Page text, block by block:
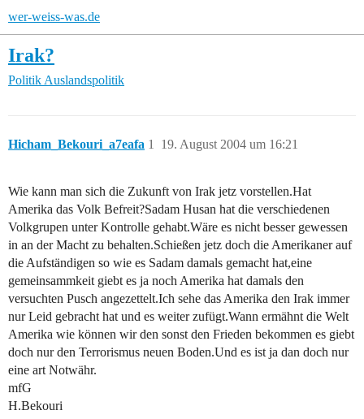
wer-weiss-was.de
Irak?
Politik Auslandspolitik
Hicham_Bekouri_a7eafa 19. August 2004 um 16:21
1
Wie kann man sich die Zukunft von Irak jetz vorstellen.Hat
Amerika das Volk Befreit?Sadam Husan hat die verschiedenen
Volkgrupen unter Kontrolle gehabt.Wäre es nicht besser gewessen
in an der Macht zu behalten.Schießen jetz doch die Amerikaner auf
die Aufständigen so wie es Sadam damals gemacht hat,eine
gemeinsammkeit giebt es ja noch Amerika hat damals den
versuchten Pusch angezettelt.Ich sehe das Amerika den Irak immer
nur Leid gebracht hat und es weiter zufügt.Wann ermähnt die Welt
Amerika wie können wir den sonst den Frieden bekommen es giebt
doch nur den Terrorismus neuen Boden.Und es ist ja dan doch nur
eine art Notwähr.
mfG
H.Bekouri